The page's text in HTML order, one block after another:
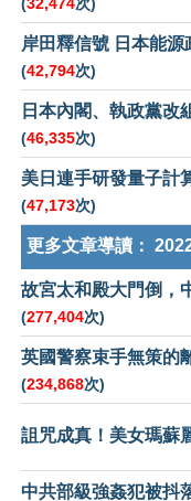
岸田釋信號 日本能
(42,794次)
日本內閣、執政黨改
(46,335次)
美日連手研發量子計
(47,173次)
更多文章導讀：
故宮太和殿大門倒，
(277,404次)
英國警察束手無策的
(234,868次)
詛咒成真！美女瑪蘇
中共部級強姦犯被抖